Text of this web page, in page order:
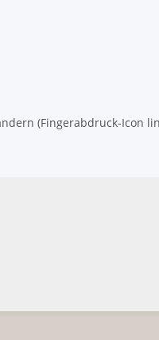
(Fingerabdruck-Icon